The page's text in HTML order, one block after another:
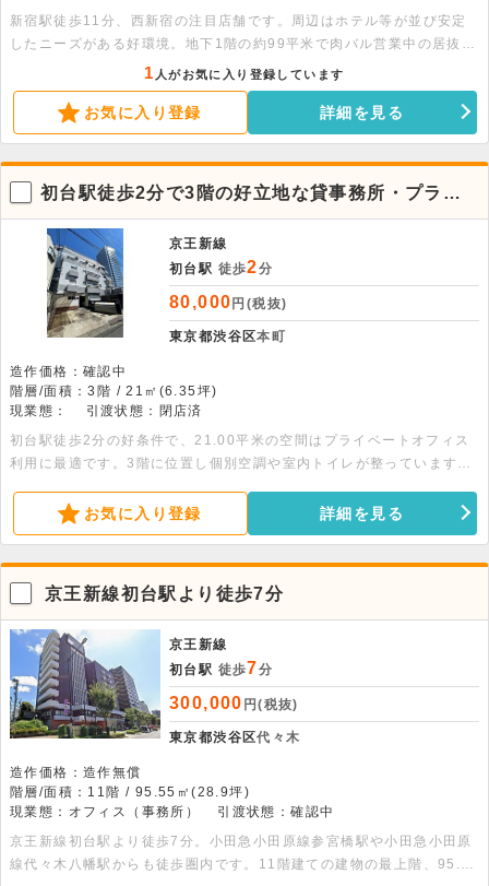
新宿駅徒歩11分、西新宿の注目店舗です。周辺はホテル等が並び安定
したニーズがある好環境。地下1階の約99平米で肉バル営業中の居抜き
状態。幅広い業態に対応可能です。まずはお気軽にお問い合わせくださ
い。
1 人がお気に入り登録しています
お気に入り登録 詳細を見る
初台駅徒歩2分で3階の好立地な貸事務所・プライ
ベートオフィス
京王新線
初台駅 徒歩2分
80,000 円(税抜)
東京都渋谷区本町
造作価格：確認中
階層/面積：3階 / 21㎡(6.35坪)
現業態：
引渡状態：閉店済
初台駅徒歩2分の好条件で、21.00平米の空間はプライベートオフィス
利用に最適です。3階に位置し個別空調や室内トイレが整っています。
お気に入り登録 詳細を見る
京王新線初台駅より徒歩7分
京王新線
初台駅 徒歩7分
300,000 円(税抜)
東京都渋谷区代々木
造作価格：造作無償
階層/面積：11階 / 95.55㎡(28.9坪)
現業態：オフィス（事務所）
引渡状態：確認中
京王新線初台駅より徒歩7分。小田急小田原線参宮橋駅や小田急小田原
線代々木八幡駅からも徒歩圏内です。11階建ての建物の最上階、95.55